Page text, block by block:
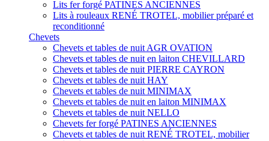
Lits fer forgé PATINES ANCIENNES
Lits à rouleaux RENÉ TROTEL, mobilier préparé et
reconditionné
Chevets
Chevets et tables de nuit AGR OVATION
Chevets et tables de nuit en laiton CHEVILLARD
Chevets et tables de nuit PIERRE CAYRON
Chevets et tables de nuit HAY
Chevets et tables de nuit MINIMAX
Chevets et tables de nuit en laiton MINIMAX
Chevets et tables de nuit NELLO
Chevets fer forgé PATINES ANCIENNES
Chevets et tables de nuit RENÉ TROTEL, mobilier